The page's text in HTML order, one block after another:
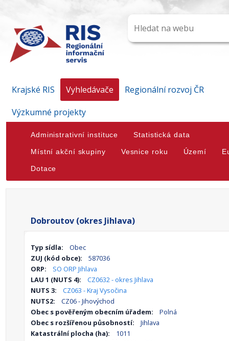
Krajské RIS Vyhledávače
Regionální rozvoj ČR
Výzkumné projekty
Administrativní instituce Statistická data
Místní akční skupiny Vesnice roku Území
Dotace
Dobroutov (okres Jihlava)
Typ sídla:
Obec
ZUJ (kód obce):
587036
ORP:
SO ORP Jihlava
LAU 1 (NUTS 4):
CZ0632 - okres Jihlava
NUTS 3:
CZ063 - Kraj Vysočina
NUTS2:
CZ06 - Jihovýchod
Obec s pověřeným obecním úřadem:
Polná
Obec s rozšířenou působností:
Jihlava
Katastrální plocha (ha):
1011